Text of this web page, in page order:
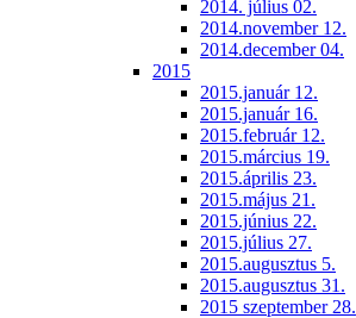
2014. július 02.
2014.november 12.
2014.december 04.
2015
2015.január 12.
2015.január 16.
2015.február 12.
2015.március 19.
2015.április 23.
2015.május 21.
2015.június 22.
2015.július 27.
2015.augusztus 5.
2015.augusztus 31.
2015 szeptember 28.